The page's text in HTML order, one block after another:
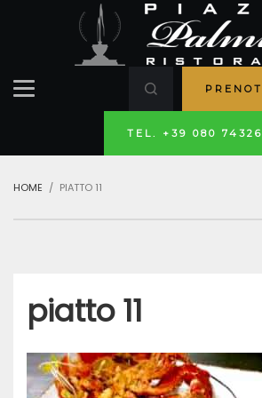
TEL. +39 080
HOME PIATTO 11
piatto 11